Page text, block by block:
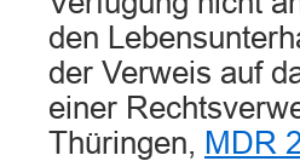
den
der Verweis auf
einer
Thüringen, MDR